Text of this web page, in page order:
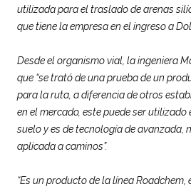
utilizada para el traslado de arenas
que tiene la empresa en el ingreso a
Desde el organismo vial, la ingeniera
que “se trató de una prueba de un
para la ruta, a diferencia de otros
en el mercado, este puede ser
suelo y es de tecnología de avanzada,
aplicada a caminos”.
“Es un producto de la línea Roadchem,